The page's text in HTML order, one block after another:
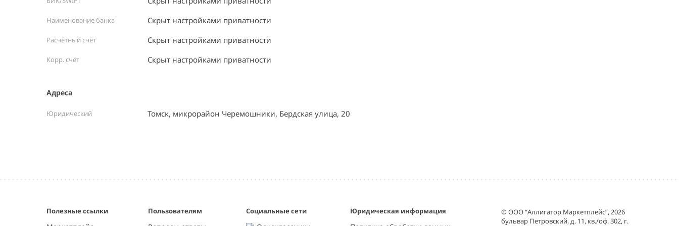
Наименование банка Скрыт настройками приватности
Расчётный счёт Скрыт настройками приватности
Корр. счёт Скрыт настройками приватности
Адреса
Юридический Томск, микрорайон Черемошники, Бердская улица, 20
Полезные ссылки Пользователям Социальные сети Юридическая информация
© ООО “Аллигатор Маркетплейс”, 2026
бульвар Петровский, д. 11, кв./оф. 302, г.